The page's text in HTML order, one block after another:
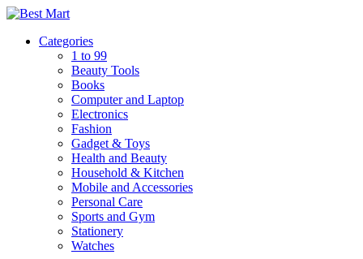
Skip
contentCategories
1 to 99
Beauty Tools
Books
Computer and Laptop
Electronics
Fashion
Gadget & Toys
Health and Beauty
Household & Kitchen
Mobile and Accessories
Personal Care
Sports and Gym
Stationery
Watches